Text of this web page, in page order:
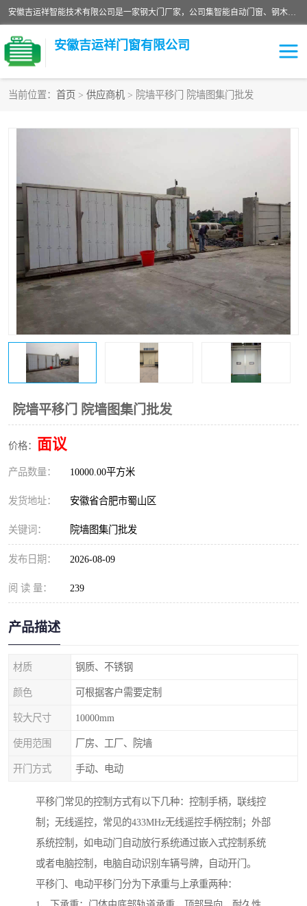
安徽吉运祥智能技术有限公司是一家钢大门厂家，公司集智能自动门窗、钢木门、特种门窗、工业门窗、图集门窗、定制门窗、非标门窗等通道产品的研发设计、制作、安装于一体的综合性、性高新技术企业。
安徽吉运祥门窗有限公司
当前位置： 首页 > 供应商机 > 院墙平移门 院墙图集门批发
院墙平移门 院墙图集门批发
价格： 面议
产品数量： 10000.00平方米
发货地址： 安徽省合肥市蜀山区
关键词： 院墙图集门批发
发布日期： 2026-08-09
阅 读 量： 239
产品描述
材质 钢质、不锈钢
颜色 可根据客户需要定制
较大尺寸 10000mm
使用范围 厂房、工厂、院墙
开门方式 手动、电动
平移门常见的控制方式有以下几种：控制手柄，联线控
制；无线遥控，常见的433MHz无线遥控手柄控制；外部
系统控制，如电动门自动放行系统通过嵌入式控制系统
或者电脑控制，电脑自动识别车辆号牌，自动开门。
平移门、电动平移门分为下承重与上承重两种：
工业电动折叠门 钢木门
安全逃生门 工业平移门
工业平开门 监狱门及监狱设备
变压器室配电房门 钢大门厂家